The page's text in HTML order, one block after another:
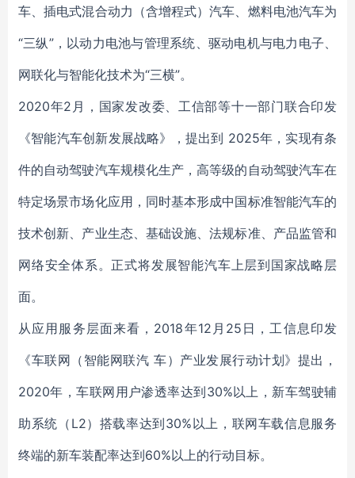
车、插电式混合动力（含增程式）汽车、燃料电池汽车为
“三纵”，以动力电池与管理系统、驱动电机与电力电子、
网联化与智能化技术为“三横”。
2020年2月，国家发改委、工信部等十一部门联合印发
《智能汽车创新发展战略》，提出到 2025年，实现有条
件的自动驾驶汽车规模化生产，高等级的自动驾驶汽车在
特定场景市场化应用，同时基本形成中国标准智能汽车的
技术创新、产业生态、基础设施、法规标准、产品监管和
网络安全体系。正式将发展智能汽车上层到国家战略层
面。
从应用服务层面来看，2018年12月25日，工信息印发
《车联网（智能网联汽 车）产业发展行动计划》提出，
2020年，车联网用户渗透率达到30%以上，新车驾驶辅
助系统（L2）搭载率达到30%以上，联网车载信息服务
终端的新车装配率达到60%以上的行动目标。